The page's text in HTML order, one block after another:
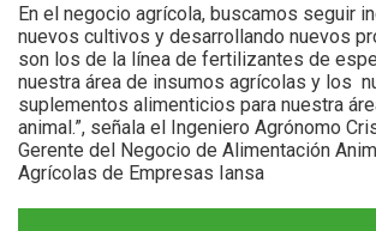
En el negocio agrícola, buscamos seguir
nuevos cultivos y desarrollando nuevos
son los de la línea de fertilizantes de
nuestra área de insumos agrícolas y los
suplementos alimenticios para nuestra
animal.”, señala el Ingeniero Agrónomo
Gerente del Negocio de Alimentación
Agrícolas de Empresas Iansa